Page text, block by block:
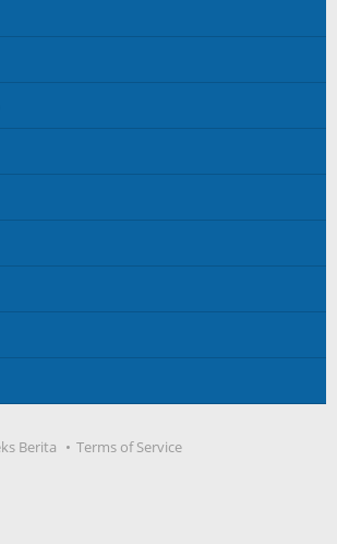
Berita Terms of Service